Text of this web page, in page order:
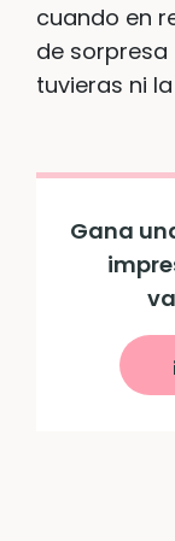
cuando en
de sorpresa
tuvieras ni
Gana